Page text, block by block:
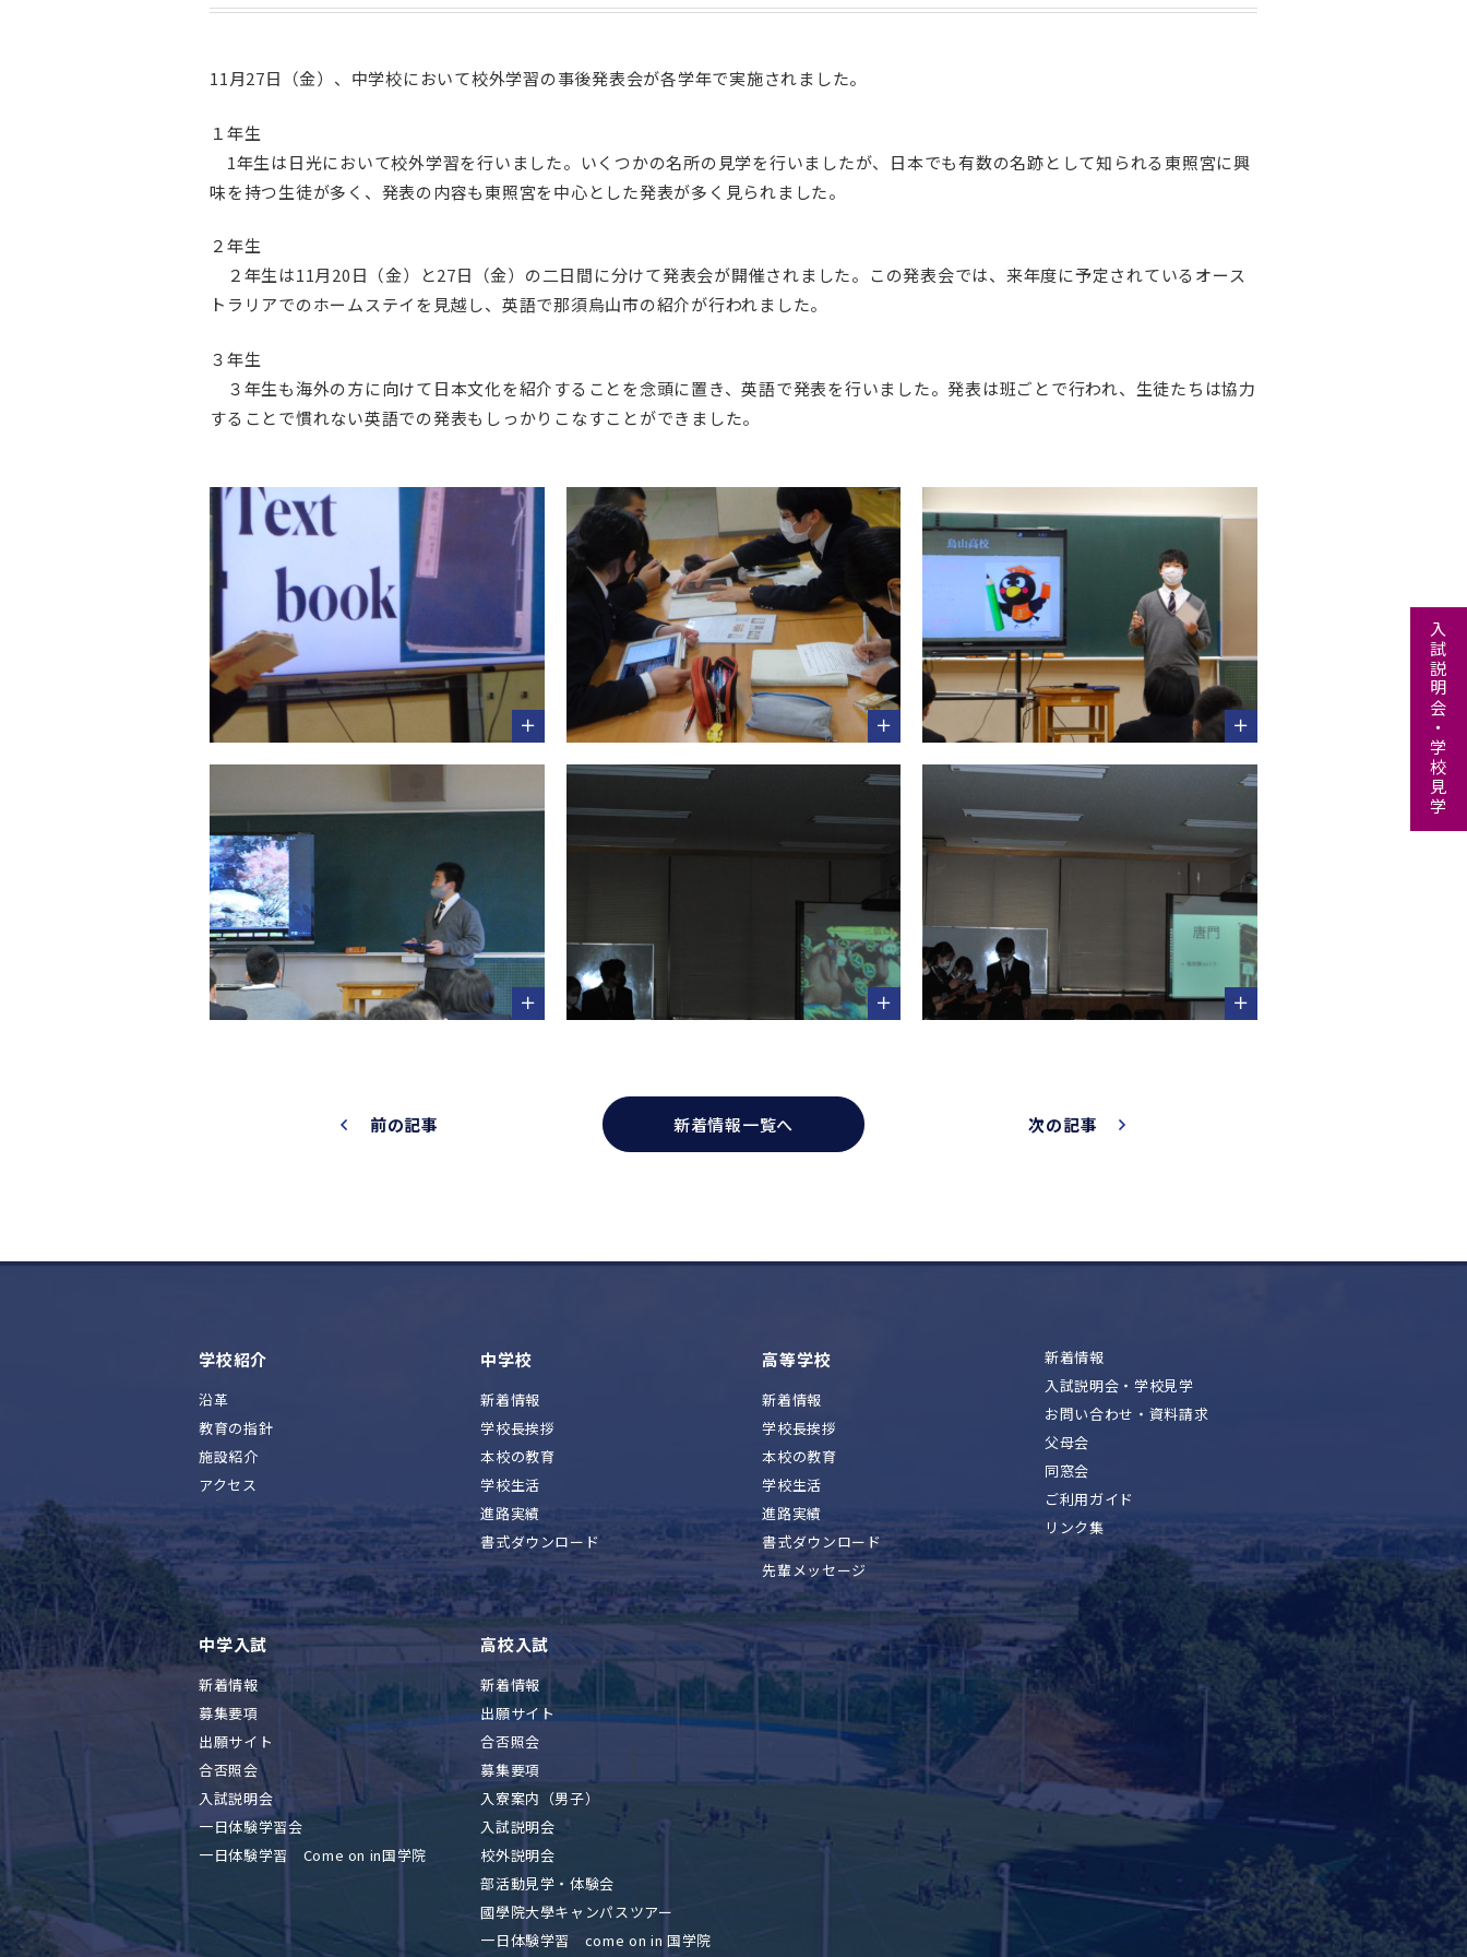
入試説明会・学校見学
11月27日（金）、中学校において校外学習の事後発表会が各学年で実施されました。
１年生
1年生は日光において校外学習を行いました。いくつかの名所の見学を行いましたが、日本でも有数の名跡として知られる東照宮に興
味を持つ生徒が多く、発表の内容も東照宮を中心とした発表が多く見られました。
２年生
２年生は11月20日（金）と27日（金）の二日間に分けて発表会が開催されました。この発表会では、来年度に予定されているオース
トラリアでのホームステイを見越し、英語で那須烏山市の紹介が行われました。
３年生
３年生も海外の方に向けて日本文化を紹介することを念頭に置き、英語で発表を行いました。発表は班ごとで行われ、生徒たちは協力
することで慣れない英語での発表もしっかりこなすことができました。
新着情報一覧へ
前の記事 次の記事
学校紹介
沿革
教育の指針
施設紹介
アクセス
中学校
新着情報
学校長挨拶
本校の教育
学校生活
進路実績
書式ダウンロード
高等学校
新着情報
学校長挨拶
本校の教育
学校生活
進路実績
書式ダウンロード
先輩メッセージ
中学入試
新着情報
募集要項
出願サイト
合否照会
入試説明会
一日体験学習会
一日体験学習 Come on in国学院
高校入試
新着情報
出願サイト
合否照会
募集要項
入寮案内（男子）
入試説明会
校外説明会
部活動見学・体験会
國學院大學キャンパスツアー
一日体験学習 come on in 国学院
新着情報
入試説明会・学校見学
お問い合わせ・資料請求
父母会
同窓会
ご利用ガイド
リンク集